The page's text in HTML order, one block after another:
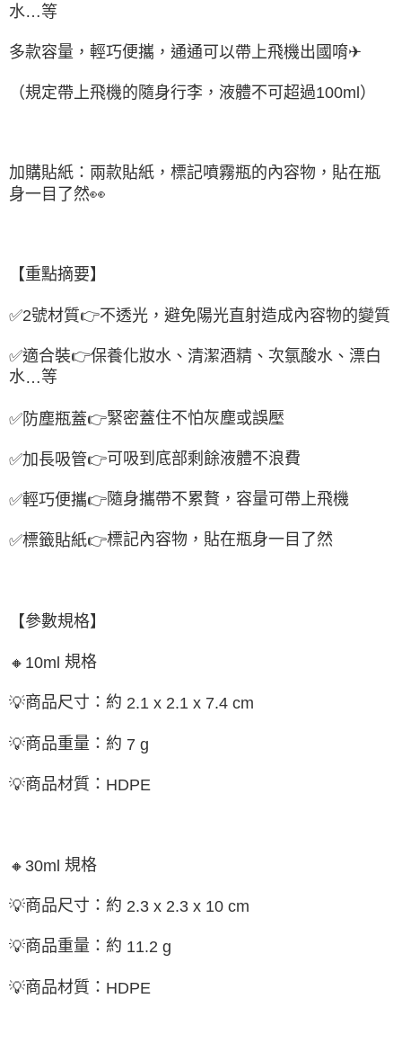
水…等
多款容量，輕巧便攜，通通可以帶上飛機出國唷✈
（規定帶上飛機的隨身行李，液體不可超過100ml）
加購貼紙：兩款貼紙，標記噴霧瓶的內容物，貼在瓶
身一目了然👀
【重點摘要】
✅2號材質👉不透光，避免陽光直射造成內容物的變質
✅適合裝👉保養化妝水、清潔酒精、次氯酸水、漂白
水…等
✅防塵瓶蓋👉緊密蓋住不怕灰塵或誤壓
✅加長吸管👉可吸到底部剩餘液體不浪費
✅輕巧便攜👉隨身攜帶不累贅，容量可帶上飛機
✅標籤貼紙👉標記內容物，貼在瓶身一目了然
【參數規格】
🔸 10ml 規格
💡商品尺寸：約 2.1 x 2.1 x 7.4 cm
💡商品重量：約 7 g
💡商品材質： HDPE
🔸 30ml 規格
💡商品尺寸：約 2.3 x 2.3 x 10 cm
💡商品重量：約 11.2 g
💡商品材質： HDPE